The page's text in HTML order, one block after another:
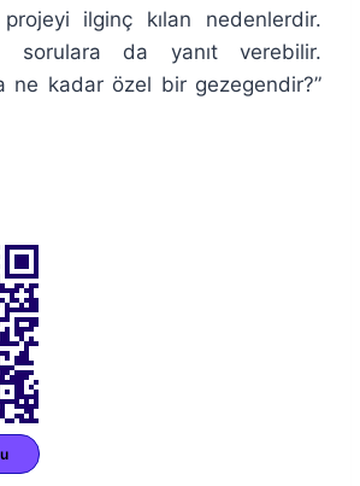
ilginç kılan nedenlerdir.
sorulara da yanıt verebilir.
ne kadar özel bir gezegendir?”